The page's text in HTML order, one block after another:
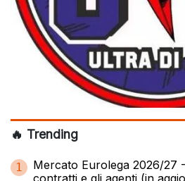
🔥 Trending
1
Mercato Eurolega 2026/27